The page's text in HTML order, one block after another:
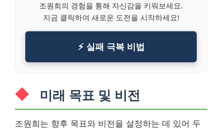
조원희의 경험을 통해 자신감을 키워보세요.
지금 클릭하여 새로운 도전을 시작하세요!
⚡ 실패 극복 비법
미래 목표 및 비전
조원희는 향후 목표와 비전을 설정하는 데 있어 두